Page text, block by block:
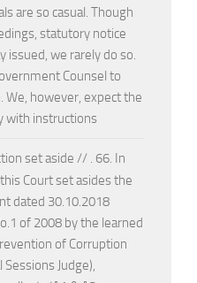
are so casual. Though
statutory notice
issued, we rarely do so.
Counsel to
however, expect the
with instructions
set aside // . 66. In
Court set asides the
dated 30.10.2018
of 2008 by the learned
of Corruption
Sessions Judge),